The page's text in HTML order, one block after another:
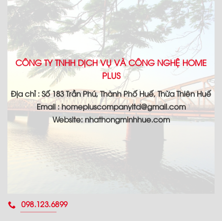
CÔNG TY TNHH DỊCH VỤ VÀ CÔNG NGHỆ HOME
PLUS
Địa chỉ : Số 183 Trần Phú, Thành Phố Huế, Thừa Thiên Huế
Email : homepluscompanyltd@gmail.com
Website: nhathongminhhue.com
098.123.6899